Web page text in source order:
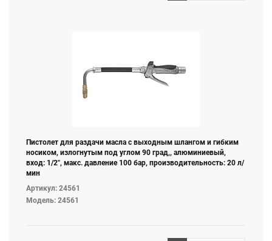
Пистолет для раздачи масла с выходным шлангом и гибким
носиком, излогнутым под углом 90 град,, алюминиевый,
вход: 1/2", макс. давление 100 бар, производительность: 20 л/
мин
Артикул: 24561
Модель: 24561